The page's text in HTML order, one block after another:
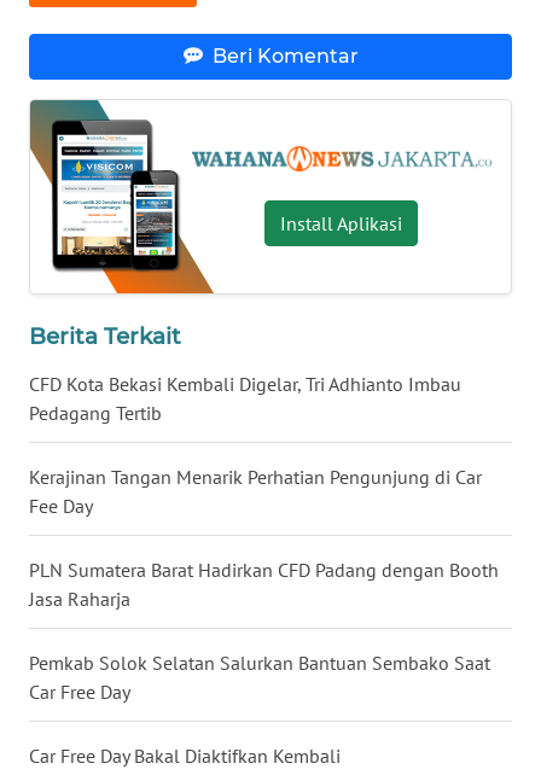
Beri Komentar
Install Aplikasi
Berita Terkait
CFD Kota Bekasi Kembali Digelar, Tri Adhianto Imbau
Pedagang Tertib
Kerajinan Tangan Menarik Perhatian Pengunjung di Car
Fee Day
PLN Sumatera Barat Hadirkan CFD Padang dengan Booth
Jasa Raharja
Pemkab Solok Selatan Salurkan Bantuan Sembako Saat
Car Free Day
Car Free Day Bakal Diaktifkan Kembali
WN
KALSEL
WN
KALTIM
SULSEL
GORONTALO
WN
SULUT
WN
MALUKU
WN
MALUT
WN